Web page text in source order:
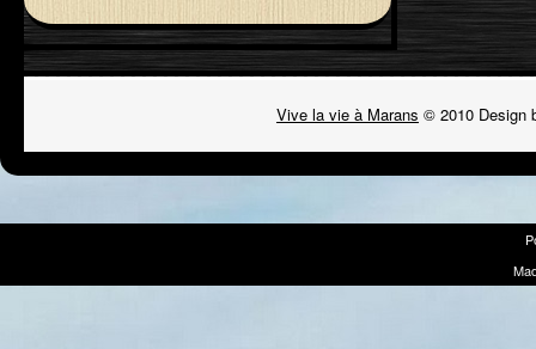
Vive la vie à Marans © 2010 Design